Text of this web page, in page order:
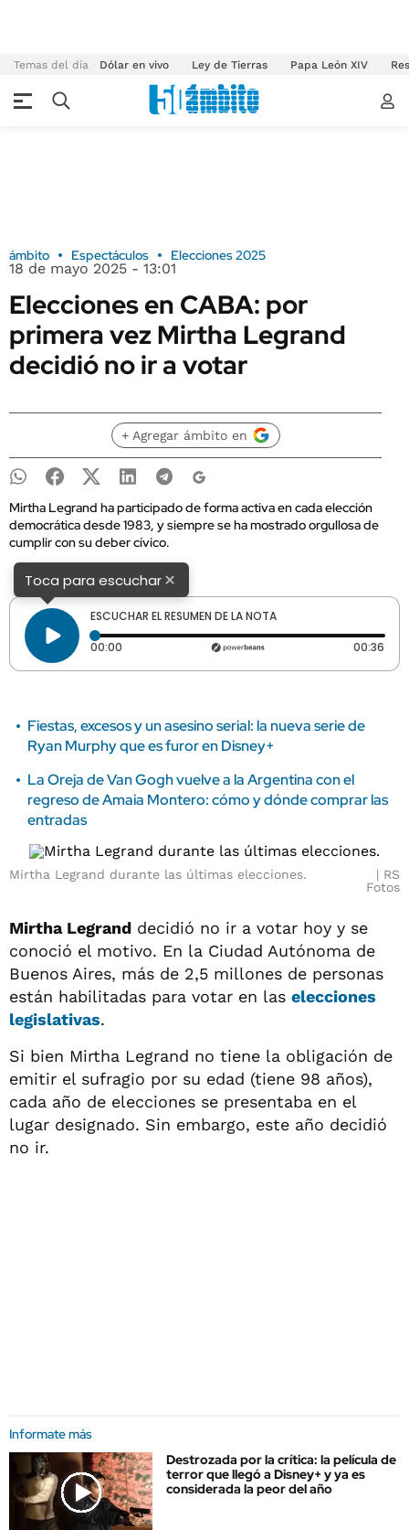
Temas del día Dólar en vivo Ley de Tierras Papa León XIV
ámbito Espectáculos Elecciones 2025
18 de mayo 2025 - 13:01
Elecciones en CABA: por
primera vez Mirtha Legrand
decidió no ir a votar
+ Agregar ámbito en
Mirtha Legrand ha participado de forma activa en cada elección
democrática desde 1983, y siempre se ha mostrado orgullosa de
cumplir con su deber cívico.
Toca para escuchar×
ESCUCHAR EL RESUMEN DE LA NOTA
00:00 Tiempo transcurrido: 0 segundos 00:36
Fiestas, excesos y un asesino serial: la nueva serie de
Ryan Murphy que es furor en Disney+
La Oreja de Van Gogh vuelve a la Argentina con el
regreso de Amaia Montero: cómo y dónde comprar las
entradas
Mirtha Legrand durante las últimas elecciones.
RS
Fotos
Mirtha Legrand decidió no ir a votar hoy y se
conoció el motivo. En la Ciudad Autónoma de
Buenos Aires, más de 2,5 millones de personas
están habilitadas para votar en las elecciones
legislativas.
Si bien Mirtha Legrand no tiene la obligación de
emitir el sufragio por su edad (tiene 98 años),
cada año de elecciones se presentaba en el
lugar designado. Sin embargo, este año decidió
no ir.
Informate más
Destrozada por la crítica: la película de
terror que llegó a Disney+ y ya es
considerada la peor del año